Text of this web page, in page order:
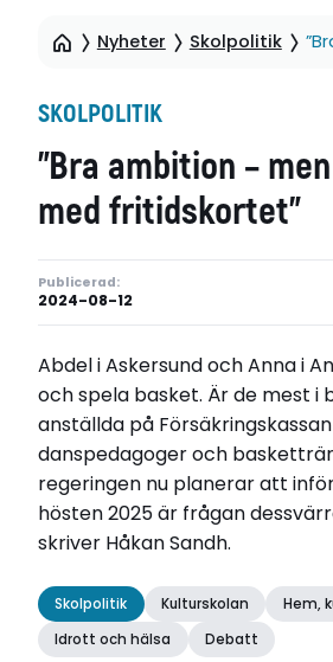
Nyheter Skolpolitik
SKOLPOLITIK
”Bra ambition –
med fritidskortet”
Publicerad:
2024-08-12
Abdel i Askersund och Anna i
och spela basket. Är de mest i
anställda på
danspedagoger och
regeringen nu planerar att
hösten 2025 är frågan
skriver Håkan Sandh.
Skolpolitik Kulturskolan
Hem,
Idrott och hälsa
Debatt